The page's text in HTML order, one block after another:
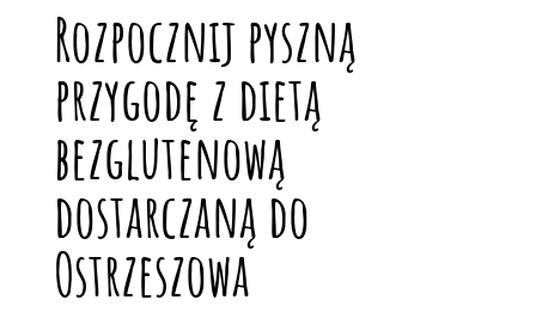
Rozpocznij pyszną
przygodę z dietą
bezglutenową
dostarczaną do
Ostrzeszowa